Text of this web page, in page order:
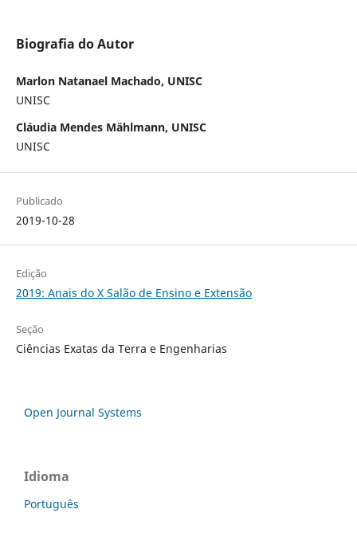
Biografia do Autor
Marlon Natanael Machado, UNISC
UNISC
Cláudia Mendes Mählmann, UNISC
UNISC
Publicado
2019-10-28
Edição
2019: Anais do X Salão de Ensino e Extensão
Seção
Ciências Exatas da Terra e Engenharias
Open Journal Systems
Idioma
Português